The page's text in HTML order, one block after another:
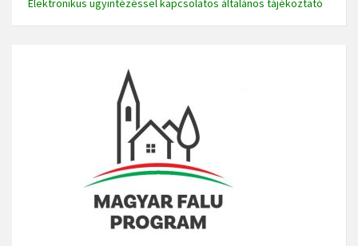
Elektronikus ügyintézéssel kapcsolatos általános tájékoztató